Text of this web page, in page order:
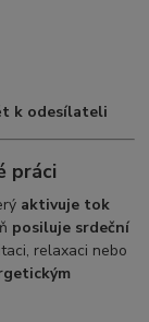
k odesílateli
práci
aktivuje tok
posiluje srdeční
relaxaci nebo